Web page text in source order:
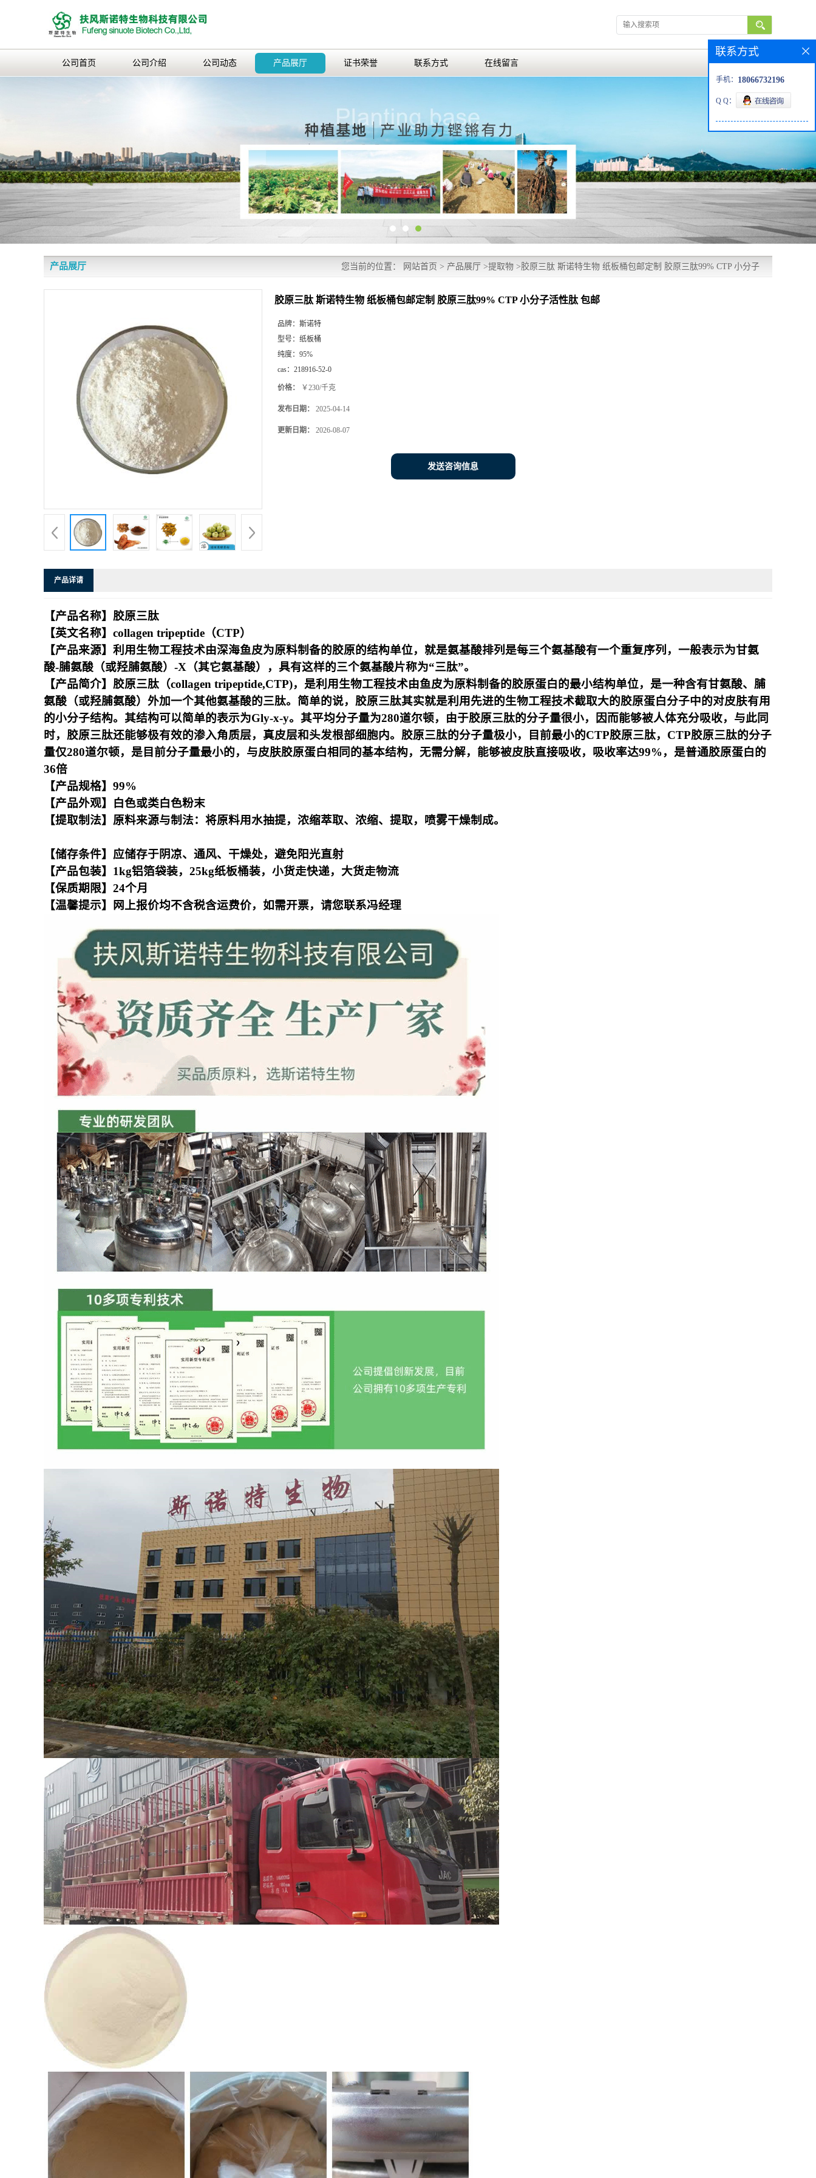
公司首页 公司介绍 公司动态 产品展厅 证书荣誉 联系方式 在线留言
产品展厅 您当前的位置： 网站首页 > 产品展厅 >提取物 >胶原三肽 斯诺特生物 纸板桶包邮定制 胶原三肽99% CTP 小分子
胶原三肽 斯诺特生物 纸板桶包邮定制 胶原三肽99% CTP 小分子活性肽 包邮
品牌： 斯诺特
型号： 纸板桶
纯度： 95%
cas： 218916-52-0
价格： ￥230/千克
发布日期： 2025-04-14
更新日期： 2026-08-07
发送咨询信息
产品详请
【产品名称】胶原三肽
【英文名称】collagen tripeptide（CTP）
【产品来源】利用生物工程技术由深海鱼皮为原料制备的胶原的结构单位，就是氨基酸排列是每三个氨基酸有一个重复序列，一般表示为甘氨
酸-脯氨酸（或羟脯氨酸）-X（其它氨基酸），具有这样的三个氨基酸片称为“三肽”。
【产品简介】胶原三肽（collagen tripeptide,CTP)，是利用生物工程技术由鱼皮为原料制备的胶原蛋白的最小结构单位，是一种含有甘氨酸、脯
氨酸（或羟脯氨酸）外加一个其他氨基酸的三肽。简单的说，胶原三肽其实就是利用先进的生物工程技术截取大的胶原蛋白分子中的对皮肤有用
的小分子结构。其结构可以简单的表示为Gly-x-y。其平均分子量为280道尔顿，由于胶原三肽的分子量很小，因而能够被人体充分吸收，与此同
时，胶原三肽还能够极有效的渗入角质层，真皮层和头发根部细胞内。胶原三肽的分子量极小，目前最小的CTP胶原三肽，CTP胶原三肽的分子
量仅280道尔顿，是目前分子量最小的，与皮肤胶原蛋白相同的基本结构，无需分解，能够被皮肤直接吸收，吸收率达99%，是普通胶原蛋白的
36倍
【产品规格】99%
【产品外观】白色或类白色粉末
【提取制法】原料来源与制法：将原料用水抽提，浓缩萃取、浓缩、提取，喷雾干燥制成。
【储存条件】应储存于阴凉、通风、干燥处，避免阳光直射
【产品包装】1kg铝箔袋装，25kg纸板桶装，小货走快递，大货走物流
【保质期限】24个月
【温馨提示】网上报价均不含税含运费价，如需开票，请您联系冯经理
联系方式
手机： 18066732196
Q Q：